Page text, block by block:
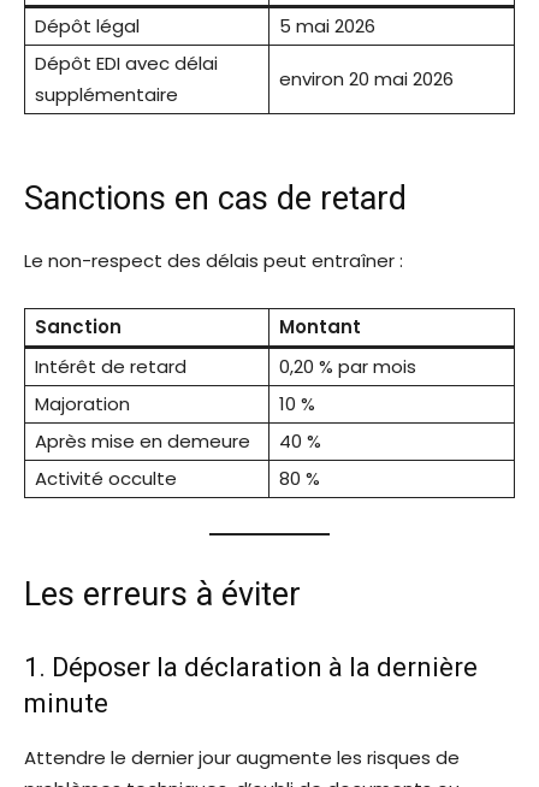
Dépôt légal
5 mai 2026
Dépôt EDI avec délai
supplémentaire
environ 20 mai 2026
Sanctions en cas de retard
Le non-respect des délais peut entraîner :
Sanction
Montant
Intérêt de retard
0,20 % par mois
Majoration
10 %
Après mise en demeure
40 %
Activité occulte
80 %
Les erreurs à éviter
1. Déposer la déclaration à la dernière
minute
Attendre le dernier jour augmente les risques de